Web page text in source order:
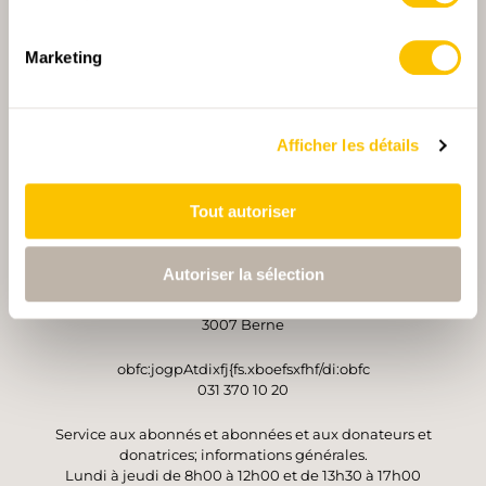
Marketing
Afficher les détails
Tout autoriser
Autoriser la sélection
PARTENAIRE
OPÉRATEUR
Suisse Rando
Monbijoustrasse 61
3007 Berne
obfc:jogpAtdixfj{fs.xboefsxfhf/di:obfc
031 370 10 20
Service aux abonnés et abonnées et aux donateurs et
donatrices; informations générales.
Lundi à jeudi de 8h00 à 12h00 et de 13h30 à 17h00